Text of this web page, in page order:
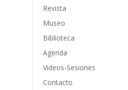
Revista
Museo
Biblioteca
Agenda
Videos-Sesiones
Contacto